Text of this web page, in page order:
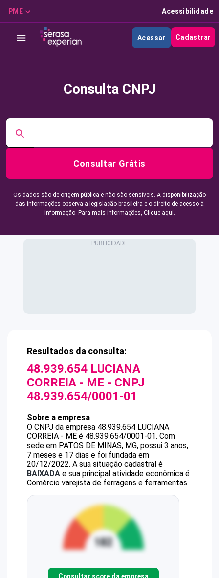
PME Acessibilidade
Acessar Cadastrar
Consulta CNPJ
Consultar Grátis
Os dados são de origem pública e não são sensíveis. A disponibilização
das informações observa a legislação brasileira e o direito de acesso à
informação. Para mais informações, Clique aqui.
Resultados da consulta:
48.939.654 LUCIANA
CORREIA - ME - CNPJ
48.939.654/0001-01
Sobre a empresa
O CNPJ da empresa 48.939.654 LUCIANA
CORREIA - ME é 48.939.654/0001-01. Com
sede em PATOS DE MINAS, MG, possui 3 anos,
7 meses e 17 dias e foi fundada em
20/12/2022. A sua situação cadastral é
BAIXADA e sua principal atividade econômica é
Comércio varejista de ferragens e ferramentas.
Consultar score da empresa